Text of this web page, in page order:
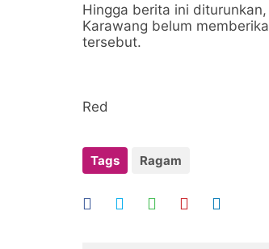
Hingga berita ini
Karawang belum
tersebut.
Red
Tags Ragam